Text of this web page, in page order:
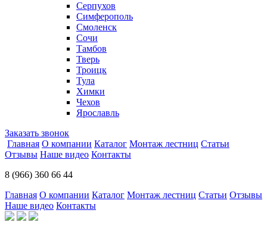
Серпухов
Симферополь
Смоленск
Сочи
Тамбов
Тверь
Троицк
Тула
Химки
Чехов
Ярославль
Заказать звонок
Главная О компании Каталог Монтаж лестниц Статьи
Отзывы Наше видео Контакты
8 (966) 360 66 44
Главная О компании Каталог Монтаж лестниц Статьи Отзывы
Наше видео Контакты